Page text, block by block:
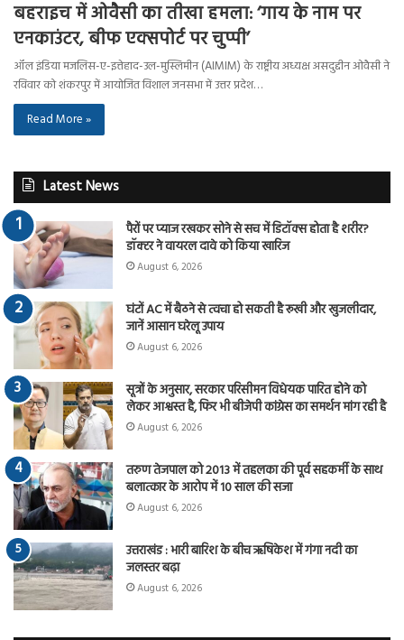
बहराइच में ओवैसी का तीखा हमला: ‘गाय के नाम पर
एनकाउंटर, बीफ एक्सपोर्ट पर चुप्पी’
ऑल इंडिया मजलिस-ए-इत्तेहाद-उल-मुस्लिमीन (AIMIM) के राष्ट्रीय अध्यक्ष असदुद्दीन ओवैसी ने
रविवार को शंकरपुर में आयोजित विशाल जनसभा में उत्तर प्रदेश…
Read More »
Latest News
पैरों पर प्याज रखकर सोने से सच में डिटॉक्स होता है शरीर?
डॉक्टर ने वायरल दावे को किया खारिज
August 6, 2026
घंटों AC में बैठने से त्वचा हो सकती है रूखी और खुजलीदार,
जानें आसान घरेलू उपाय
August 6, 2026
सूत्रों के अनुसार, सरकार परिसीमन विधेयक पारित होने को
लेकर आश्वस्त है, फिर भी बीजेपी कांग्रेस का समर्थन मांग रही है
August 6, 2026
तरुण तेजपाल को 2013 में तहलका की पूर्व सहकर्मी के साथ
बलात्कार के आरोप में 10 साल की सजा
August 6, 2026
उत्तराखंड : भारी बारिश के बीच ऋषिकेश में गंगा नदी का
जलस्तर बढ़ा
August 6, 2026